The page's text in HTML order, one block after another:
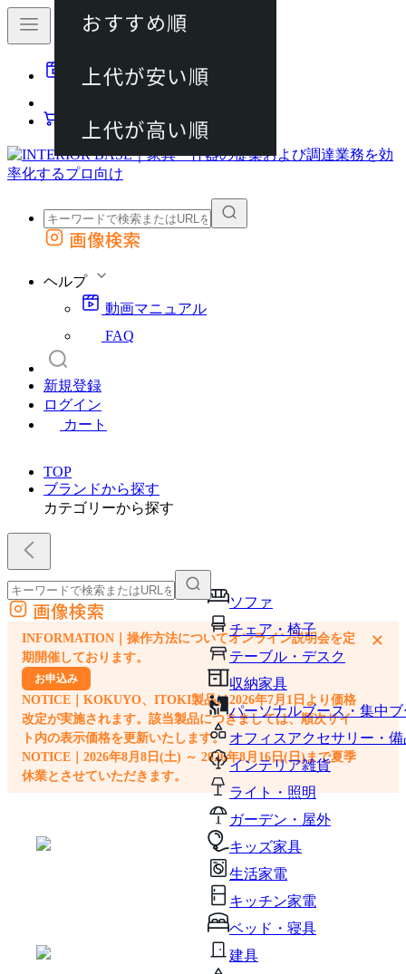
動画マニュアル
カート
外部サイトの商品をカートに追加
画像検索
ヘルプ
動画マニュアル
FAQ
新規登録
ログイン
カート
TOP
ブランドから探す
カテゴリーから探す
ソファ
チェア・椅子
テーブル・デスク
収納家具
パーソナルブース・集中
オフィスアクセサリー・備
インテリア雑貨
ライト・照明
ガーデン・屋外
キッズ家具
生活家電
キッチン家電
ベッド・寝具
建具
外部サイトの商品をカートに追加
他のサイトで見つけた商品ページのURLを貼り付けて、カートに追加できます
画像検索
INFORMATION｜操作方法についてオンライン説明会を定
期開催しております。
お申込み
NOTICE｜KOKUYO、ITOKI製品は2026年7月1日より価格
改定が実施されます。該当製品につきましては、順次サイ
ト内の表示価格を更新いたします。
NOTICE｜2026年8月8日(土) ～ 2026年8月16日(日)まで夏季
休業とさせていただきます。
×
おすすめ順
上代が安い順
上代が高い順